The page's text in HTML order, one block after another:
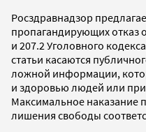
Росздравнадзор
пропагандирующих отказ
и 207.2 Уголовного
статьи касаются
ложной информации,
и здоровью людей или
Максимальное наказание
лишения свободы